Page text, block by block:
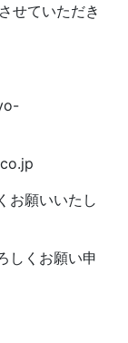
せていただき
お願いいたし
しくお願い申